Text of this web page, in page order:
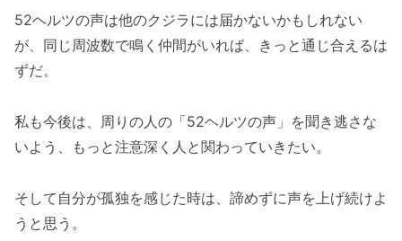
52ヘルツの声は他のクジラには届かないかもしれない
が、同じ周波数で鳴く仲間がいれば、きっと通じ合えるは
ずだ。
私も今後は、周りの人の「52ヘルツの声」を聞き逃さな
いよう、もっと注意深く人と関わっていきたい。
そして自分が孤独を感じた時は、諦めずに声を上げ続けよ
うと思う。